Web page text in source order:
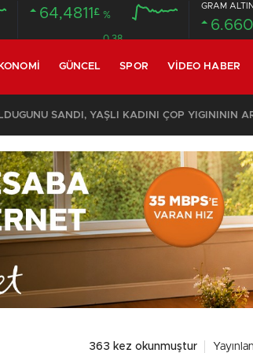
64,4811 £ %
0.38
GRAM ALTIN
GÜNCEL SPOR VIDEO HABER
363 kez okunmuştur